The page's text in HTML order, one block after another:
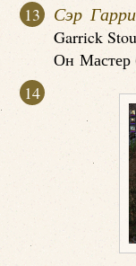
Сэр
Garrick
Он Мастер